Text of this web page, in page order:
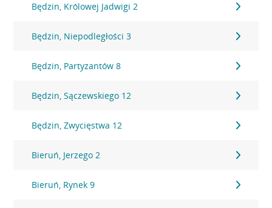
Będzin, Królowej Jadwigi 2
Będzin, Niepodległości 3
Będzin, Partyzantów 8
Będzin, Sączewskiego 12
Będzin, Zwycięstwa 12
Bieruń, Jerzego 2
Bieruń, Rynek 9